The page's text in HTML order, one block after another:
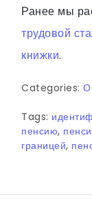
Ранее мы
трудовой
книжки.
Categories:
Tags:
пенсию,
границей,